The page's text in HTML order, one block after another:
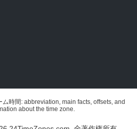
時間: abbreviation, main facts, offsets, and
about the time zone.